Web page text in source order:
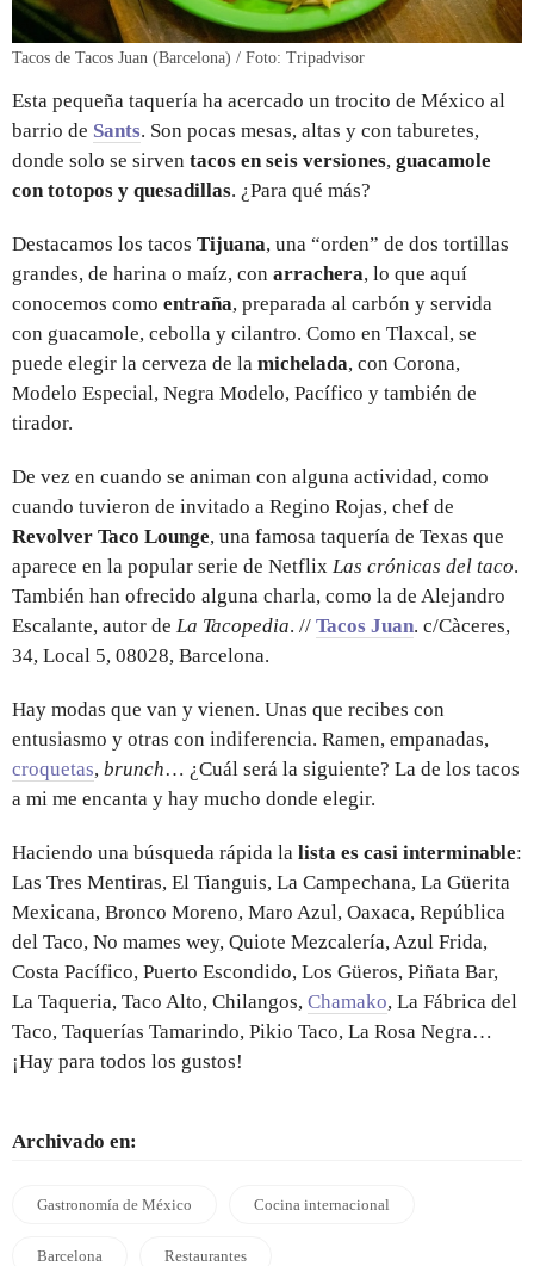
Tacos de Tacos Juan (Barcelona) / Foto: Tripadvisor
Esta pequeña taquería ha acercado un trocito de México al
barrio de Sants. Son pocas mesas, altas y con taburetes,
donde solo se sirven tacos en seis versiones, guacamole
con totopos y quesadillas. ¿Para qué más?
Destacamos los tacos Tijuana, una “orden” de dos tortillas
grandes, de harina o maíz, con arrachera, lo que aquí
conocemos como entraña, preparada al carbón y servida
con guacamole, cebolla y cilantro. Como en Tlaxcal, se
puede elegir la cerveza de la michelada, con Corona,
Modelo Especial, Negra Modelo, Pacífico y también de
tirador.
De vez en cuando se animan con alguna actividad, como
cuando tuvieron de invitado a Regino Rojas, chef de
Revolver Taco Lounge, una famosa taquería de Texas que
aparece en la popular serie de Netflix Las crónicas del taco.
También han ofrecido alguna charla, como la de Alejandro
Escalante, autor de La Tacopedia. // Tacos Juan. c/Càceres,
34, Local 5, 08028, Barcelona.
Hay modas que van y vienen. Unas que recibes con
entusiasmo y otras con indiferencia. Ramen, empanadas,
croquetas, brunch… ¿Cuál será la siguiente? La de los tacos
a mi me encanta y hay mucho donde elegir.
Haciendo una búsqueda rápida la lista es casi interminable:
Las Tres Mentiras, El Tianguis, La Campechana, La Güerita
Mexicana, Bronco Moreno, Maro Azul, Oaxaca, República
del Taco, No mames wey, Quiote Mezcalería, Azul Frida,
Costa Pacífico, Puerto Escondido, Los Güeros, Piñata Bar,
La Taqueria, Taco Alto, Chilangos, Chamako, La Fábrica del
Taco, Taquerías Tamarindo, Pikio Taco, La Rosa Negra…
¡Hay para todos los gustos!
Archivado en:
Gastronomía de México Cocina internacional
Barcelona Restaurantes